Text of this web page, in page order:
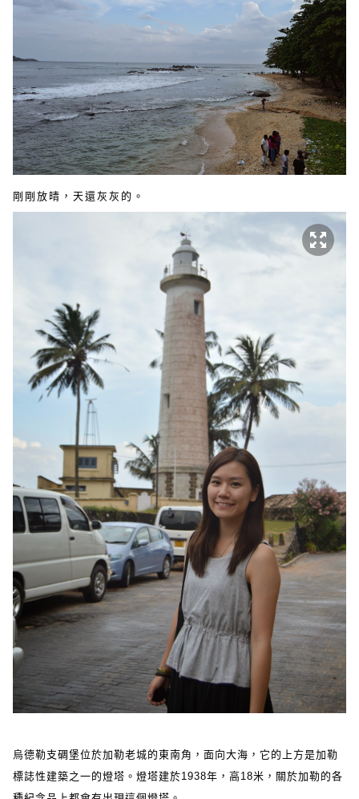
剛剛放晴，天還灰灰的。
烏德勒支碉堡位於加勒老城的東南角，面向大海，它的上方是加勒
標誌性建築之一的燈塔。燈塔建於1938年，高18米，關於加勒的各